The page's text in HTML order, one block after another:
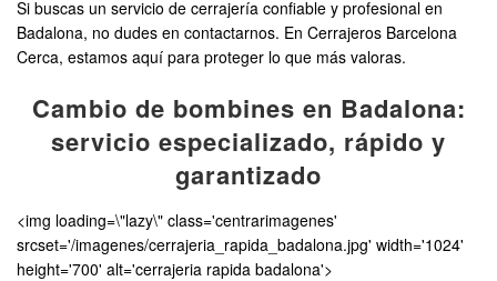
Si buscas un servicio de cerrajería confiable y profesional en
Badalona, no dudes en contactarnos. En Cerrajeros Barcelona
Cerca, estamos aquí para proteger lo que más valoras.
Cambio de bombines en Badalona:
servicio especializado, rápido y
garantizado
<img loading=\"lazy\" class='centrarimagenes'
srcset='/imagenes/cerrajeria_rapida_badalona.jpg' width='1024'
height='700' alt='cerrajeria rapida badalona'>